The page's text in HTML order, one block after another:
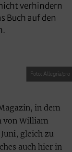
verhindern
Buch auf den
Foto: Allegria/pro
in dem
von William
gleich zu
auch hier in